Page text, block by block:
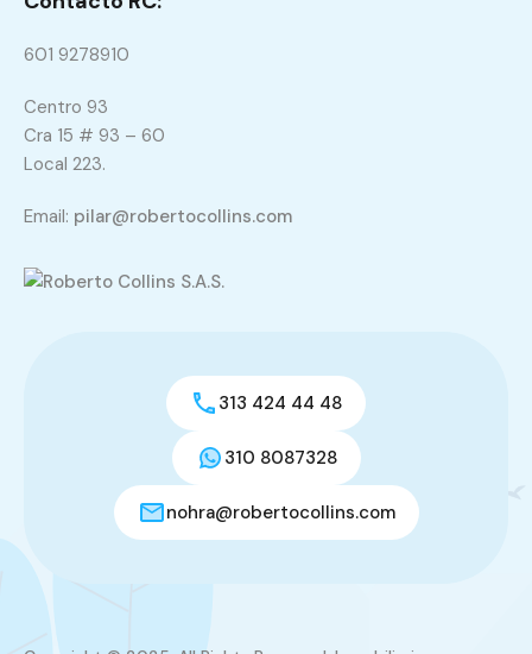
601 9278910
Centro 93
Cra 15 # 93 – 60
Local 223.
Email: pilar@robertocollins.com
313 424 44 48
310 8087328
nohra@robertocollins.com